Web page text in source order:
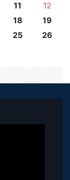
11
12
18
19
25
26